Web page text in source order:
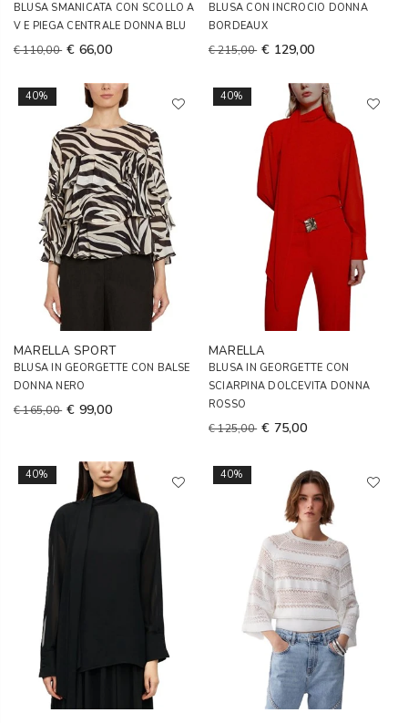
BLUSA SMANICATA CON SCOLLO A
V E PIEGA CENTRALE DONNA BLU
€ 110,00 € 66,00
BLUSA CON INCROCIO DONNA
BORDEAUX
€ 215,00 € 129,00
40%
MARELLA SPORT
BLUSA IN GEORGETTE CON BALSE
DONNA NERO
€ 165,00 € 99,00
40%
MARELLA
BLUSA IN GEORGETTE CON
SCIARPINA DOLCEVITA DONNA
ROSSO
€ 125,00 € 75,00
40% 40%